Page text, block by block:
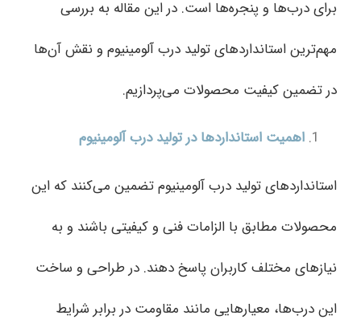
برای درب‌ها و پنجره‌ها است. در این مقاله به بررسی
مهم‌ترین استانداردهای تولید درب آلومینیوم و نقش آن‌ها
در تضمین کیفیت محصولات می‌پردازیم.
اهمیت استانداردها در تولید درب آلومینیوم
استانداردهای تولید درب آلومینیوم تضمین می‌کنند که این
محصولات مطابق با الزامات فنی و کیفیتی باشند و به
نیازهای مختلف کاربران پاسخ دهند. در طراحی و ساخت
این درب‌ها، معیارهایی مانند مقاومت در برابر شرایط